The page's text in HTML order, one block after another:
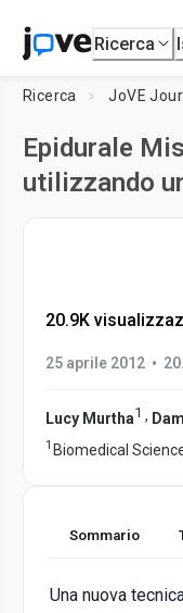
Ricerca
Ricerca JoVE
Epidurale
utilizzando
20.9K
25 aprile 2012 •
Lucy Murtha1 ,
1 Biomedical
Sommario
Una nuova